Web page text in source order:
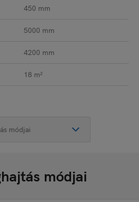
450 mm
5000 mm
4200 mm
18 m²
módjai